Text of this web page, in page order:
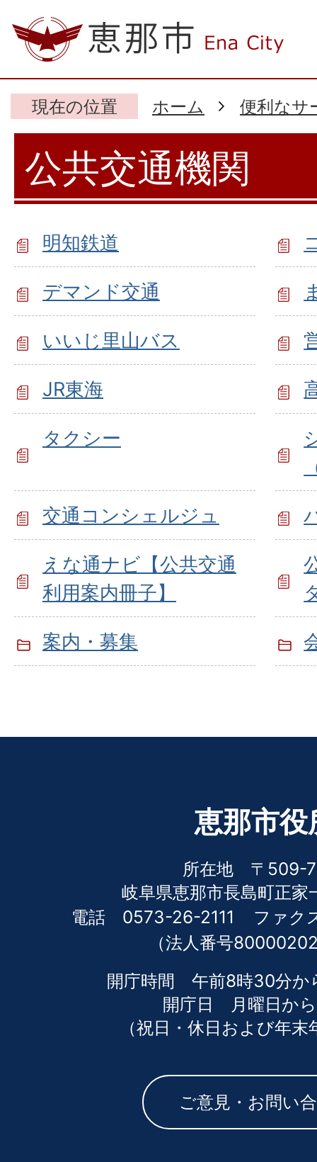
現在の位置 ホーム 便利なサ
公共交通機関
明知鉄道
デマンド交通
いいじ里山バス
JR東海
タクシー
交通コンシェルジュ
えな通ナビ【公共交通
利用案内冊子】
案内・募集
恵那市役
所在地 〒509-
岐阜県恵那市長島町正家
電話 0573-26-2111
ファ
（法人番号
開庁時間 午前8時30分か
開庁日 月曜日か
（祝日・休日および年
ご意見・お問い